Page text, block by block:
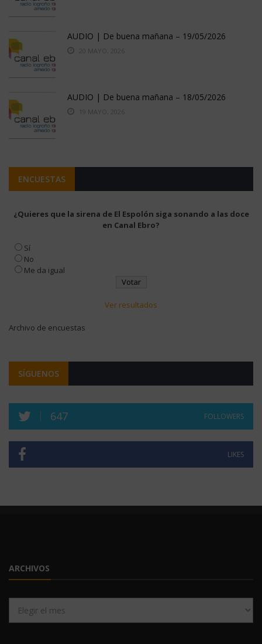
AUDIO | De buena mañana – 19/05/2026
20 MAYO, 2026
AUDIO | De buena mañana – 18/05/2026
19 MAYO, 2026
ENCUESTAS
¿Quieres que la sirena de El Espolón siga sonando a las doce
en Canal Ebro?
Sí
No
Me da igual
Ver resultados
Archivo de encuestas
SÍGUENOS
647 FOLLOWERS
LIKES
ARCHIVOS